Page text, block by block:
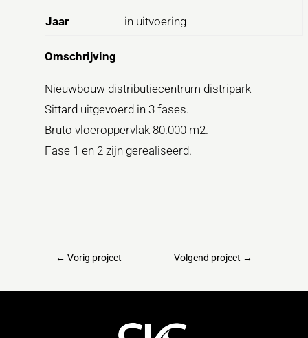
Jaar in uitvoering
Omschrijving
Nieuwbouw distributiecentrum distripark
Sittard uitgevoerd in 3 fases.
Bruto vloeroppervlak 80.000 m2.
Fase 1 en 2 zijn gerealiseerd.
← Vorig project Volgend project →